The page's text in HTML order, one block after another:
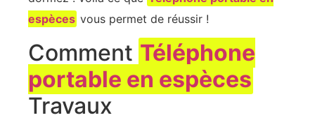
espèces vous permet de réussir !
Comment Téléphone
portable en espèces
Travaux